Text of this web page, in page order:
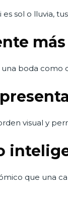
sol o lluvia,
boda como
visual y
que una